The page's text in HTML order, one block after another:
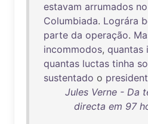
estavam arrumados no
Columbiada. Lográra
parte da operação.
incommodos, quantas
quantas luctas tinha
sustentado o
Jules Verne - Da
directa em 97